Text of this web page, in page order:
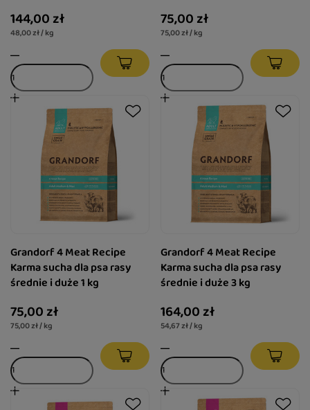
144,00 zł
48,00 zł / kg
75,00 zł
75,00 zł / kg
Grandorf 4 Meat Recipe
Karma sucha dla psa rasy
średnie i duże 1 kg
75,00 zł
75,00 zł / kg
Grandorf 4 Meat Recipe
Karma sucha dla psa rasy
średnie i duże 3 kg
164,00 zł
54,67 zł / kg